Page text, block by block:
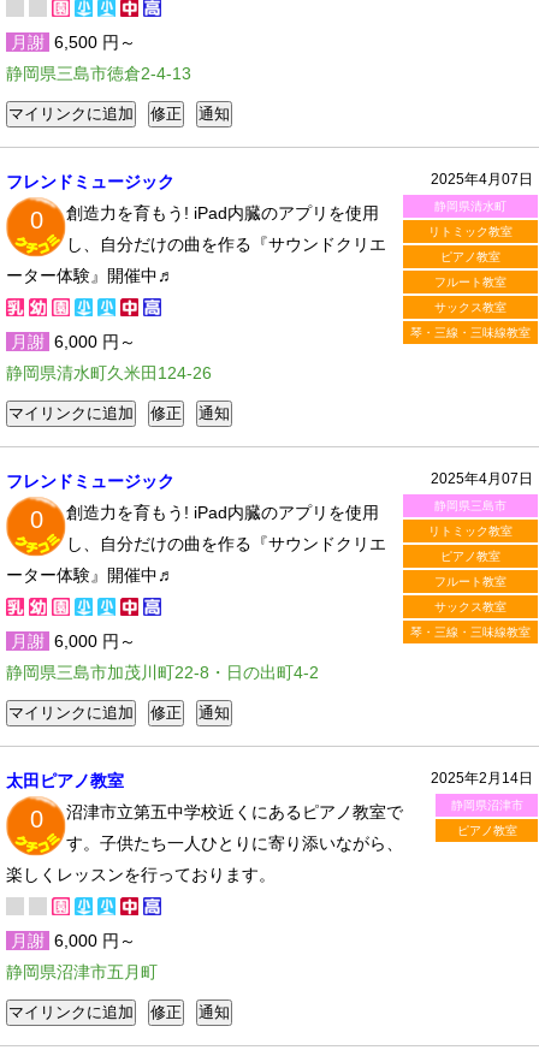
月謝 6,500 円～
静岡県三島市徳倉2-4-13
2025年4月07日
静岡県清水町
リトミック教室
ピアノ教室
フルート教室
サックス教室
琴・三線・三味線教室
フレンドミュージック
0
創造力を育もう! iPad内臓のアプリを使用
し、自分だけの曲を作る『サウンドクリエ
ーター体験』開催中♬
月謝 6,000 円～
静岡県清水町久米田124-26
2025年4月07日
静岡県三島市
リトミック教室
ピアノ教室
フルート教室
サックス教室
琴・三線・三味線教室
フレンドミュージック
0
創造力を育もう! iPad内臓のアプリを使用
し、自分だけの曲を作る『サウンドクリエ
ーター体験』開催中♬
月謝 6,000 円～
静岡県三島市加茂川町22-8・日の出町4-2
2025年2月14日
静岡県沼津市
ピアノ教室
太田ピアノ教室
0
沼津市立第五中学校近くにあるピアノ教室で
す。子供たち一人ひとりに寄り添いながら、
楽しくレッスンを行っております。
月謝 6,000 円～
静岡県沼津市五月町